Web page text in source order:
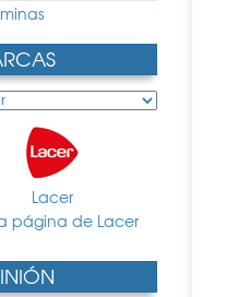
Lacer
página de Lacer